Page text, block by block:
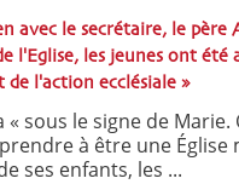
avec le secrétaire, le père
l'Eglise, les jeunes ont
de l'action ecclésiale »
sous le signe de Marie.
à être une Église
ses enfants, les ...